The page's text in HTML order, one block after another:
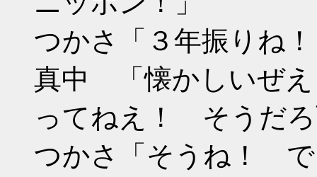
つかさ「３年振りね
真中 「懐かしいぜ
ってねえ！ そうだ
つかさ「そうね！ で